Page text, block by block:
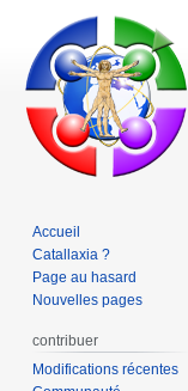
Accueil
Catallaxia ?
Page au hasard
Nouvelles pages
contribuer
Modifications récentes